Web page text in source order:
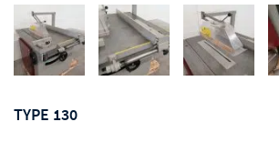
TYPE 130